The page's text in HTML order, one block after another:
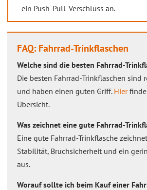
ein Push-Pull-Verschluss an.
FAQ: Fahrrad-Trinkflaschen
Welche sind die besten Fahrrad-
Die besten Fahrrad-Trinkflaschen sind
und haben einen guten Griff. Hier
Übersicht.
Was zeichnet eine gute Fahrrad-
Eine gute Fahrrad-Trinkflasche
Stabilität, Bruchsicherheit und ein
aus.
Worauf sollte ich beim Kauf einer